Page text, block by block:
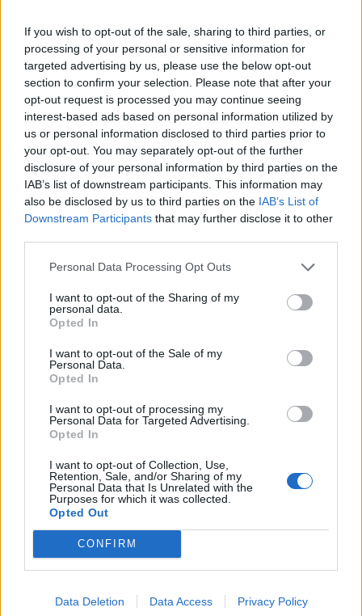
If you wish to opt-out of the sale, sharing to third parties, or
processing of your personal or sensitive information for
targeted advertising by us, please use the below opt-out
section to confirm your selection. Please note that after your
opt-out request is processed you may continue seeing
interest-based ads based on personal information utilized by
us or personal information disclosed to third parties prior to
your opt-out. You may separately opt-out of the further
disclosure of your personal information by third parties on the
IAB’s list of downstream participants. This information may
also be disclosed by us to third parties on the IAB’s List of
Downstream Participants that may further disclose it to other
Personal Data Processing Opt Outs
I want to opt-out of the Sharing of my
personal data.
Opted In
I want to opt-out of the Sale of my
Personal Data.
Opted In
I want to opt-out of processing my
Personal Data for Targeted Advertising.
Opted In
I want to opt-out of Collection, Use,
Retention, Sale, and/or Sharing of my
Personal Data that Is Unrelated with the
Purposes for which it was collected.
Opted Out
CONFIRM
Data Deletion Data Access Privacy Policy
Πρωινή